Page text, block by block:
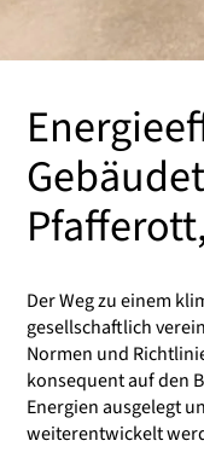
Der Weg zu einem
gesellschaftlich
Normen und
konsequent auf den
Energien ausgelegt
weiterentwickelt